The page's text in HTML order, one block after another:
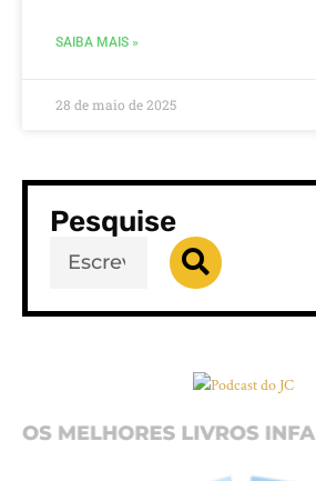
SAIBA MAIS »
28 de maio de 2025
Pesquise